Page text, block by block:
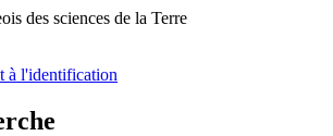
des sciences de la Terre
à l'identification